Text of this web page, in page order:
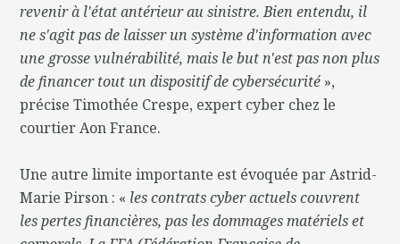
revenir à l'état antérieur au sinistre. Bien entendu, il
ne s'agit pas de laisser un système d'information avec
une grosse vulnérabilité, mais le but n'est pas non plus
de financer tout un dispositif de cybersécurité »,
précise Timothée Crespe, expert cyber chez le
courtier Aon France.
Une autre limite importante est évoquée par Astrid-
Marie Pirson : « les contrats cyber actuels couvrent
les pertes financières, pas les dommages matériels et